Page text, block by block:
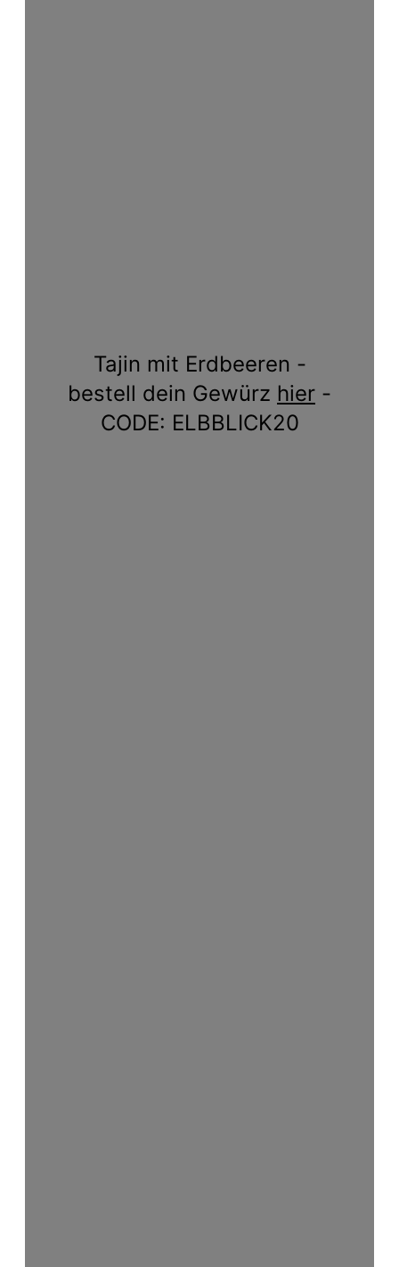
Tajin mit Erdbeeren -
bestell dein Gewürz hier -
CODE: ELBBLICK20